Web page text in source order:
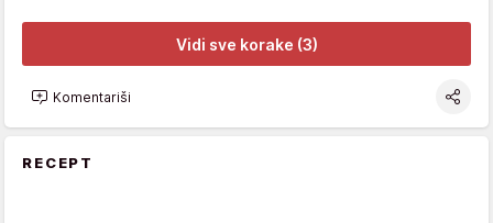
Vidi sve korake (3)
Komentariši
RECEPT